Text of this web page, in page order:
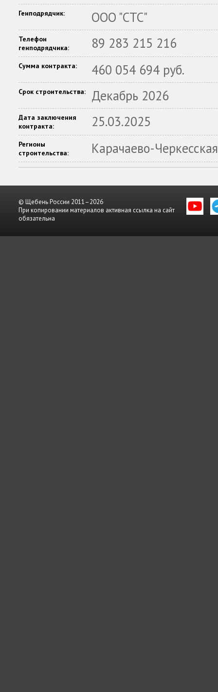
Генподрядчик: ООО "СТС"
Телефон
генподрядчика:
89 283 215 216
Сумма контракта: 460 054 694 руб.
Срок строительства: Декабрь 2026
Дата заключения
контракта:
25.03.2025
Регионы
строительства:
Карачаево-
© Щебень России 2011–2026
При копировании материалов активная ссылка на сайт
обязательна